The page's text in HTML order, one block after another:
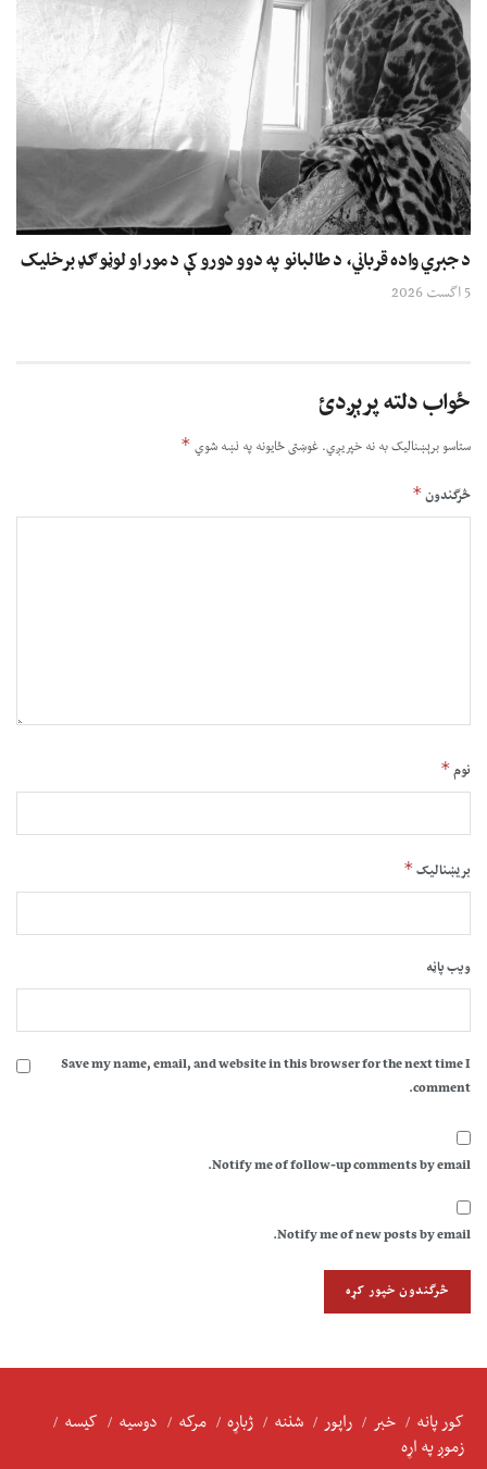
د جبري واده قرباني، د طالبانو په دوو دورو کې د مور او لوڼو ګډ برخلیک
5 اگست 2026
ځواب دلته پرېږدئ
ستاسو برېښناليک به نه خپريږي.غوښتى ځایونه په نښه شوي *
څرگندون*
نوم*
بریښنالیک*
ویب پاڼه
Save my name, email, and website in this browser for the next time I
comment.
Notify me of follow-up comments by email.
Notify me of new posts by email.
کور پانه خبر راپور شننه ژباړه مرکه دوسیه
کیسه
زموږ په اړه